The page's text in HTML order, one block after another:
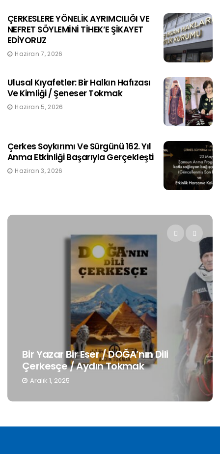
ÇERKESLERE YÖNELİK AYRIMCILIĞI VE
NEFRET SÖYLEMİNİ TİHEK’E ŞİKAYET
EDİYORUZ
Haziran 7, 2026
Ulusal Kıyafetler: Bir Halkın Hafızası
Ve Kimliği / Şeneser Tokmak
Haziran 5, 2026
Çerkes Soykırımı Ve Sürgünü 162. Yıl
Anma Etkinliği Başarıyla Gerçekleşti
Haziran 3, 2026
Bir Yazar Bir Eser / DOĞA’nın Dili
Çerkesçe / Aydın Tokmak
Aralık 1, 2025